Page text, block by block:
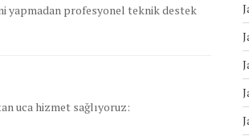
yapmadan profesyonel teknik destek
uca hizmet sağlıyoruz: